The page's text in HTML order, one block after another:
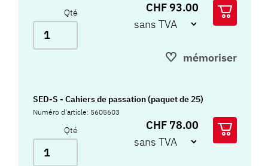
Qté CHF 93.00
mémoriser
SED-S - Cahiers de passation (paquet de 25)
Numéro d'article: 5605603
Qté CHF 78.00